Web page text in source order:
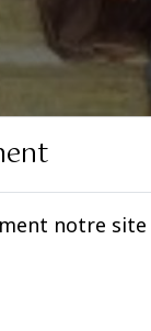
notre